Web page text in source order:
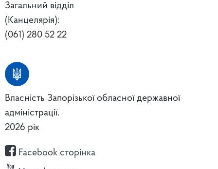
Загальний відділ
(Канцелярія):
(061) 280 52 22
Власність Запорізької обласної державної
адміністрації.
2026 рік
Facebook сторінка